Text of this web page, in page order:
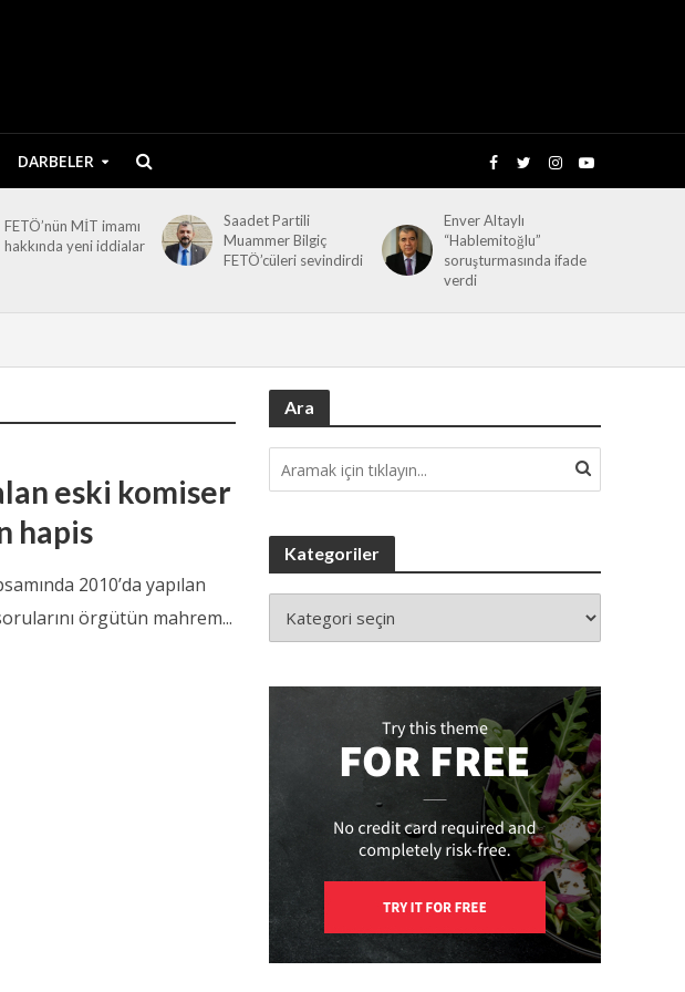
DARBELER
FETÖ’nün MİT imamı
hakkında yeni iddialar
Saadet Partili
Muammer Bilgiç
FETÖ’cüleri sevindirdi
Enver Altaylı
“Hablemitoğlu”
soruşturmasında ifade
verdi
eski komiser
hapis
2010’da yapılan
örgütün mahrem...
Ara
Kategoriler